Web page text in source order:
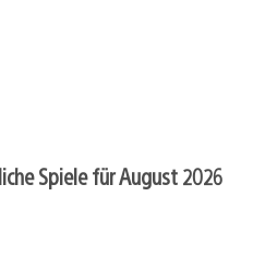
Spiele für August 2026